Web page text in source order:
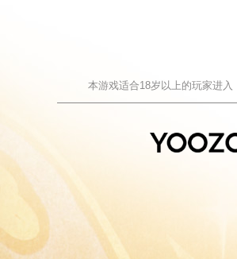
本游戏适合18岁以上的玩家进入